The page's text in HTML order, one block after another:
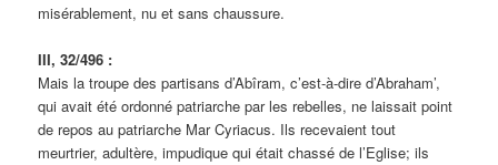
misérablement, nu et sans chaussure.
III, 32/496 :
Mais la troupe des partisans d’Abîram, c’est-à-dire d’Abraham’,
qui avait été ordonné patriarche par les rebelles, ne laissait point
de repos au patriarche Mar Cyriacus. Ils recevaient tout
meurtrier, adultère, impudique qui était chassé de l’Eglise; ils